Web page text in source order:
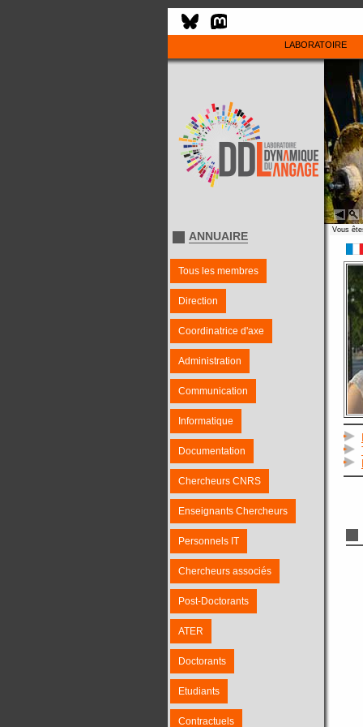
LABORATOIRE
ANNUAIRE
Tous les membres
Direction
Coordinatrice d'axe
Administration
Communication
Informatique
Documentation
Chercheurs CNRS
Enseignants Chercheurs
Personnels IT
Chercheurs associés
Post-Doctorants
ATER
Doctorants
Etudiants
Contractuels
Vous